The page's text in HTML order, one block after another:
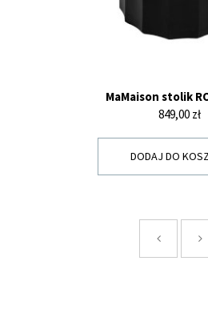
MaMaison stolik
Cena
849,00 zł
DODAJ DO